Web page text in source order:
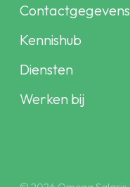
Contactgegevens
Kennishub
Diensten
Werken bij